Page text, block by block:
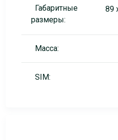
Габаритные
размеры:
89
Масса:
SIM: